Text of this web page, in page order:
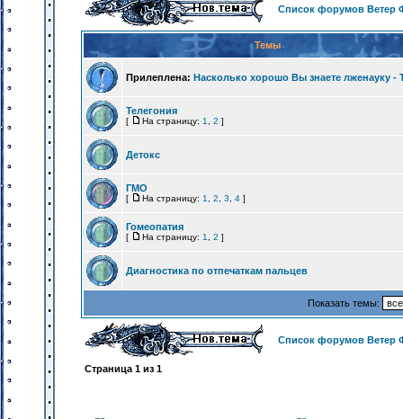
Список форумов Ветер
Темы
Прилеплена: Насколько хорошо Вы знаете лженауку -
Телегония
[ На страницу: 1 2 ]
Детокс
ГМО
[ На страницу: 1 2 3 4 ]
Гомеопатия
[ На страницу: 1 2 ]
Диагностика по отпечаткам пальцев
Показать темы:
Список форумов Ветер
Страница 1 из 1